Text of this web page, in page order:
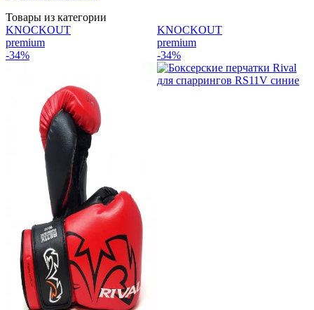
Товары из категории
KNOCKOUT
premium
-34%
KNOCKOUT
premium
-34%